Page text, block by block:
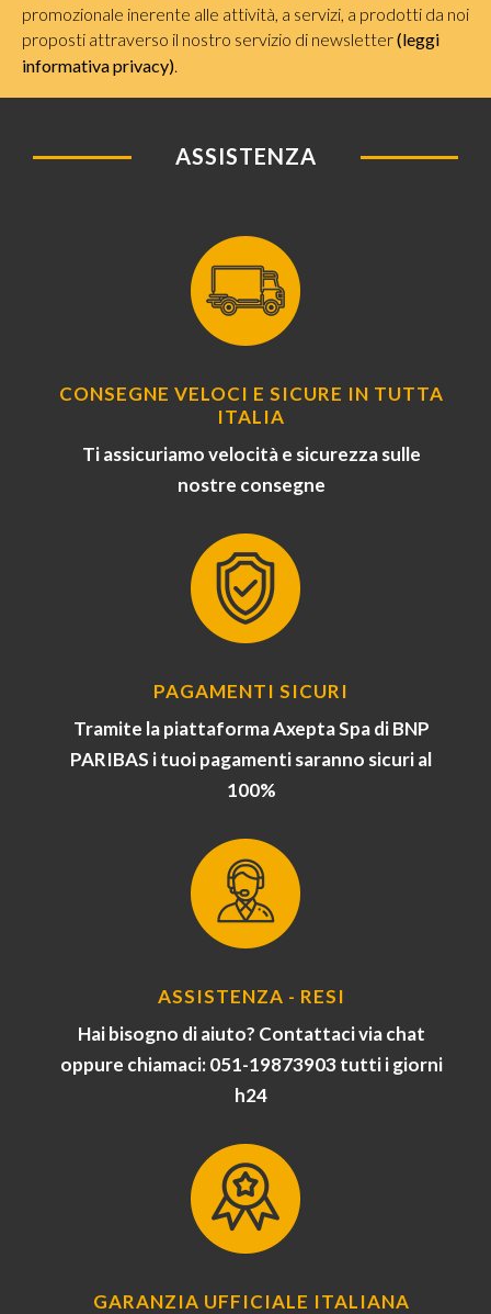
promozionale inerente alle attività, a servizi, a prodotti da noi
proposti attraverso il nostro servizio di newsletter(leggi
informativa privacy)
ASSISTENZA
CONSEGNE VELOCI E SICURE IN TUTTA
ITALIA
Ti assicuriamo velocità e sicurezza sulle
nostre consegne
PAGAMENTI SICURI
Tramite la piattaforma Axepta Spa di BNP
PARIBAS i tuoi pagamenti saranno sicuri al
100%
ASSISTENZA - RESI
Hai bisogno di aiuto? Contattaci via chat
oppure chiamaci: 051-19873903 tutti i giorni
h24
GARANZIA UFFICIALE ITALIANA